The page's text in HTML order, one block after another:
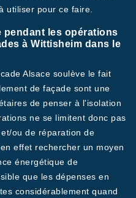
utiliser pour ce faire.
pendant les opérations
à Wittisheim dans le
Alsace soulève le fait
de façade sont une
de penser à l'isolation
ne se limitent donc pas
ou de réparation de
effet rechercher un moyen
énergétique de
que les dépenses en
considérablement quand